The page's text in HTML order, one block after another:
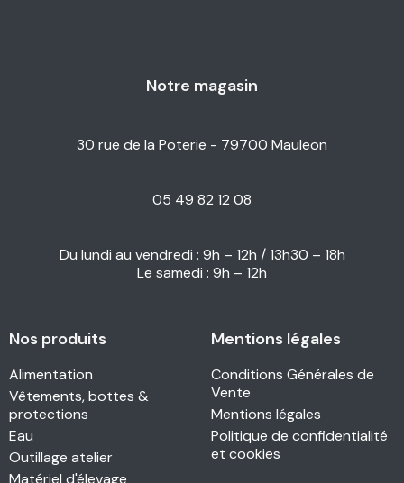
Notre magasin
30 rue de la Poterie - 79700 Mauleon
05 49 82 12 08
Du lundi au vendredi : 9h – 12h / 13h30 – 18h
Le samedi : 9h – 12h
Nos produits
Alimentation
Vêtements, bottes &
protections
Eau
Outillage atelier
Matériel d'élevage
Mentions légales
Conditions Générales de
Vente
Mentions légales
Politique de confidentialité
et cookies